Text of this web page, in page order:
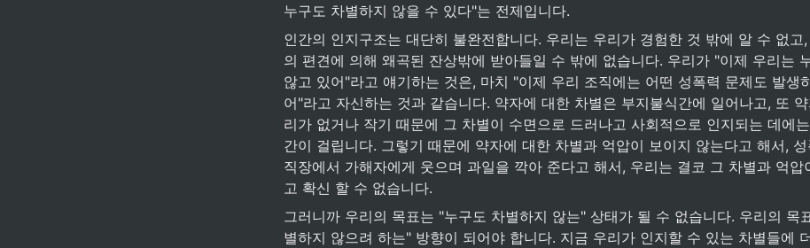
누구도 차별하지 않을 수 있다"는 전제입니다.
인간의 인지구조는 대단히 불완전합니다. 우리는 우리가 경험한 것 밖에 알 수 없고
의 편견에 의해 왜곡된 잔상밖에 받아들일 수 밖에 없습니다. 우리가 "이제 우리는
않고 있어"라고 얘기하는 것은, 마치 "이제 우리 조직에는 어떤 성폭력 문제도 발생
어"라고 자신하는 것과 같습니다. 약자에 대한 차별은 부지불식간에 일어나고, 또
리가 없거나 작기 때문에 그 차별이 수면으로 드러나고 사회적으로 인지되는 데에
간이 걸립니다. 그렇기 때문에 약자에 대한 차별과 억압이 보이지 않는다고 해서,
직장에서 가해자에게 웃으며 과일을 깍아 준다고 해서, 우리는 결코 그 차별과 억압
고 확신 할 수 없습니다.
그러니까 우리의 목표는 "누구도 차별하지 않는" 상태가 될 수 없습니다. 우리의 목
별하지 않으려 하는" 방향이 되어야 합니다. 지금 우리가 인지할 수 있는 차별들에